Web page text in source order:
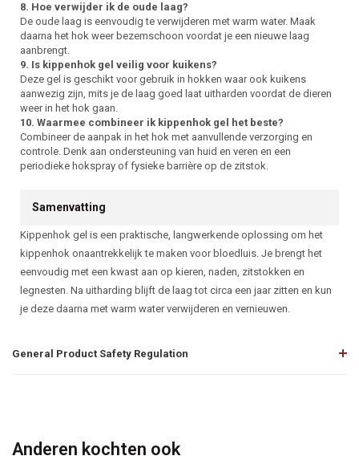
8. Hoe verwijder ik de oude laag?
De oude laag is eenvoudig te verwijderen met warm water. Maak
daarna het hok weer bezemschoon voordat je een nieuwe laag
aanbrengt.
9. Is kippenhok gel veilig voor kuikens?
Deze gel is geschikt voor gebruik in hokken waar ook kuikens
aanwezig zijn, mits je de laag goed laat uitharden voordat de dieren
weer in het hok gaan.
10. Waarmee combineer ik kippenhok gel het beste?
Combineer de aanpak in het hok met aanvullende verzorging en
controle. Denk aan ondersteuning van huid en veren en een
periodieke hokspray of fysieke barrière op de zitstok.
Samenvatting
Kippenhok gel is een praktische, langwerkende oplossing om het
kippenhok onaantrekkelijk te maken voor bloedluis. Je brengt het
eenvoudig met een kwast aan op kieren, naden, zitstokken en
legnesten. Na uitharding blijft de laag tot circa een jaar zitten en kun
je deze daarna met warm water verwijderen en vernieuwen.
General Product Safety Regulation
Anderen kochten ook